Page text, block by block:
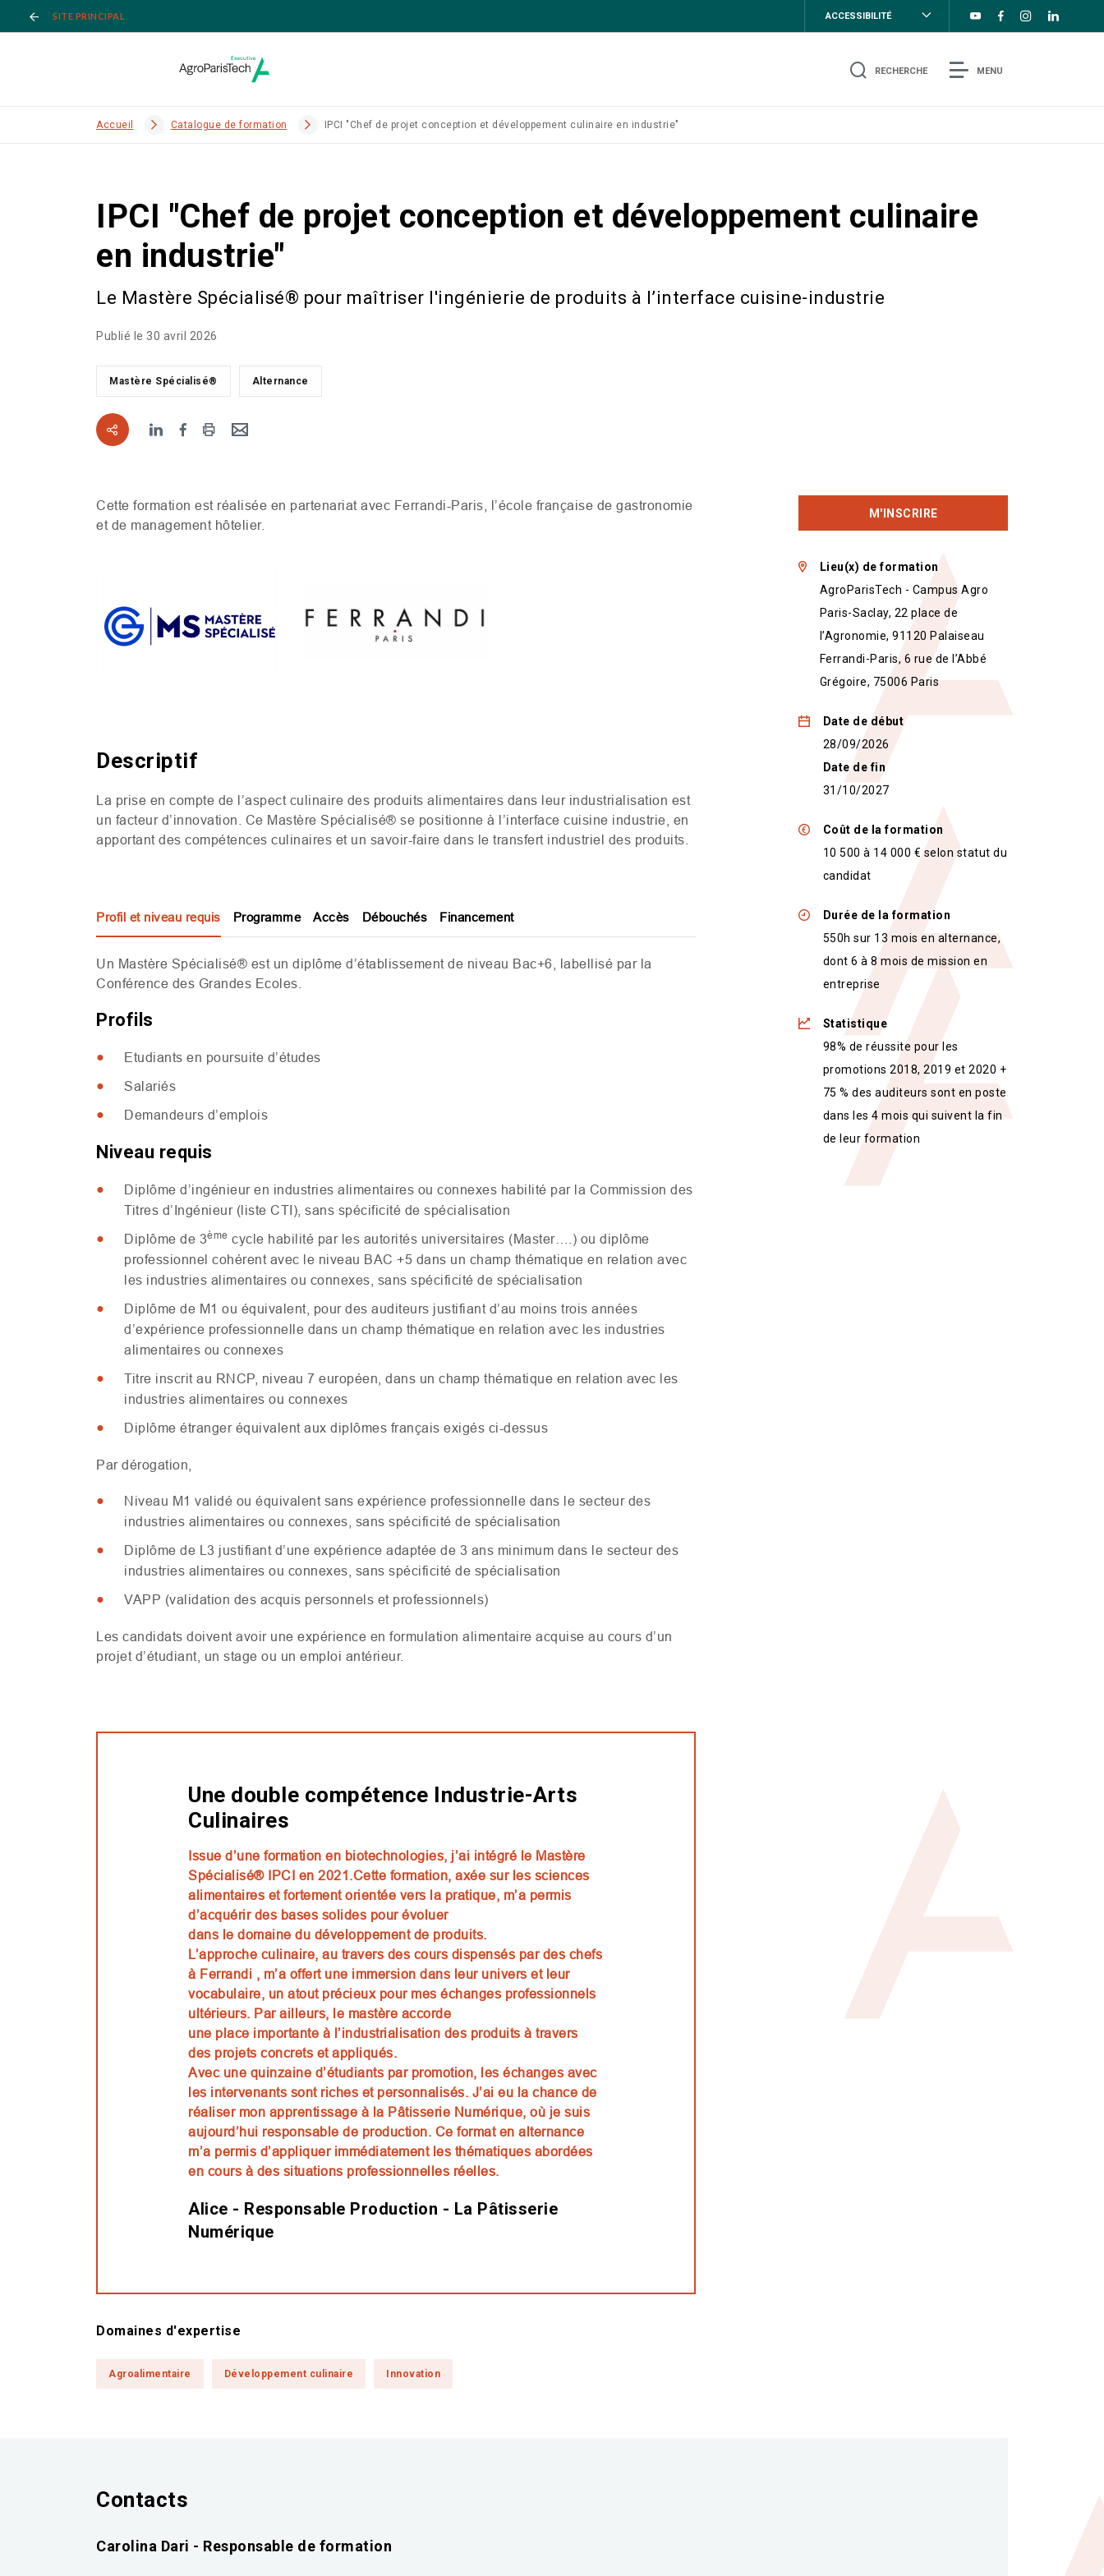
SITE PRINCIPAL ACCESSIBILITÉ
RECHERCHE MENU
Accueil Catalogue de formation IPCI "Chef de projet conception et développement culinaire en industrie"
IPCI "Chef de projet conception et développement culinaire
en industrie"
Le Mastère Spécialisé® pour maîtriser l'ingénierie de produits à l’interface cuisine-industrie
Publié le 30 avril 2026
Mastère Spécialisé® Alternance
Cette formation est réalisée en partenariat avec Ferrandi-Paris, l’école française de gastronomie
et de management hôtelier.
Descriptif
La prise en compte de l’aspect culinaire des produits alimentaires dans leur industrialisation est
un facteur d’innovation. Ce Mastère Spécialisé® se positionne à l’interface cuisine industrie, en
apportant des compétences culinaires et un savoir-faire dans le transfert industriel des produits.
Profil et niveau requis Programme Accès Débouchés Financement
Un Mastère Spécialisé® est un diplôme d’établissement de niveau Bac+6, labellisé par la
Conférence des Grandes Ecoles.
Profils
Etudiants en poursuite d’études
Salariés
Demandeurs d’emplois
Niveau requis
Diplôme d’ingénieur en industries alimentaires ou connexes habilité par la Commission des
Titres d’Ingénieur (liste CTI), sans spécificité de spécialisation
Diplôme de 3ème cycle habilité par les autorités universitaires (Master….) ou diplôme
professionnel cohérent avec le niveau BAC +5 dans un champ thématique en relation avec
les industries alimentaires ou connexes, sans spécificité de spécialisation
Diplôme de M1 ou équivalent, pour des auditeurs justifiant d’au moins trois années
d’expérience professionnelle dans un champ thématique en relation avec les industries
alimentaires ou connexes
Titre inscrit au RNCP, niveau 7 européen, dans un champ thématique en relation avec les
industries alimentaires ou connexes
Diplôme étranger équivalent aux diplômes français exigés ci-dessus
Par dérogation,
Niveau M1 validé ou équivalent sans expérience professionnelle dans le secteur des
industries alimentaires ou connexes, sans spécificité de spécialisation
Diplôme de L3 justifiant d’une expérience adaptée de 3 ans minimum dans le secteur des
industries alimentaires ou connexes, sans spécificité de spécialisation
VAPP (validation des acquis personnels et professionnels)
Les candidats doivent avoir une expérience en formulation alimentaire acquise au cours d’un
projet d’étudiant, un stage ou un emploi antérieur.
Une double compétence Industrie-Arts
Culinaires
Issue d’une formation en biotechnologies, j’ai intégré le Mastère
Spécialisé® IPCI en 2021.Cette formation, axée sur les sciences
alimentaires et fortement orientée vers la pratique, m’a permis
d’acquérir des bases solides pour évoluer
dans le domaine du développement de produits.
L’approche culinaire, au travers des cours dispensés par des chefs
à Ferrandi , m’a offert une immersion dans leur univers et leur
vocabulaire, un atout précieux pour mes échanges professionnels
ultérieurs. Par ailleurs, le mastère accorde
une place importante à l’industrialisation des produits à travers
des projets concrets et appliqués.
Avec une quinzaine d’étudiants par promotion, les échanges avec
les intervenants sont riches et personnalisés. J’ai eu la chance de
réaliser mon apprentissage à la Pâtisserie Numérique, où je suis
aujourd’hui responsable de production. Ce format en alternance
m’a permis d’appliquer immédiatement les thématiques abordées
en cours à des situations professionnelles réelles.
Alice - Responsable Production - La Pâtisserie
Numérique
Domaines d'expertise
Agroalimentaire Développement culinaire Innovation
M'INSCRIRE
Lieu(x) de formation
AgroParisTech - Campus Agro
Paris-Saclay, 22 place de
l’Agronomie, 91120 Palaiseau
Ferrandi-Paris, 6 rue de l’Abbé
Grégoire, 75006 Paris
Date de début
28/09/2026
Date de fin
31/10/2027
Coût de la formation
10 500 à 14 000 € selon statut du
candidat
Durée de la formation
550h sur 13 mois en alternance,
dont 6 à 8 mois de mission en
entreprise
Statistique
98% de réussite pour les
promotions 2018, 2019 et 2020 +
75 % des auditeurs sont en poste
dans les 4 mois qui suivent la fin
de leur formation
Contacts
Carolina Dari - Responsable de formation